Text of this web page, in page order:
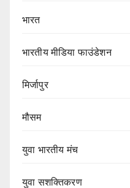
भारत
भारतीय मीडिया फाउंडेशन
मिर्जापुर
मौसम
युवा भारतीय मंच
युवा सशक्तिकरण